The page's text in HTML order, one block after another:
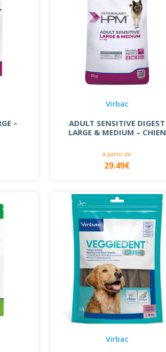
–
Virbac
ADULT SENSITIVE DIGEST
LARGE & MEDIUM – CHIEN
à partir de
29.49€
Virbac